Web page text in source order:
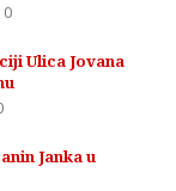
0
Ulica Jovana
Janka u